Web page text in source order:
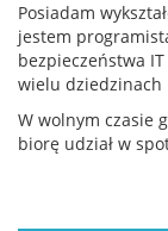
Posiadam
jestem
bezpieczeństwa
wielu dziedzinach
W wolnym czasie
biorę udział w